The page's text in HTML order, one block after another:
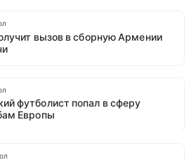
вызов в сборную Армении
футболист попал в сферу
Европы